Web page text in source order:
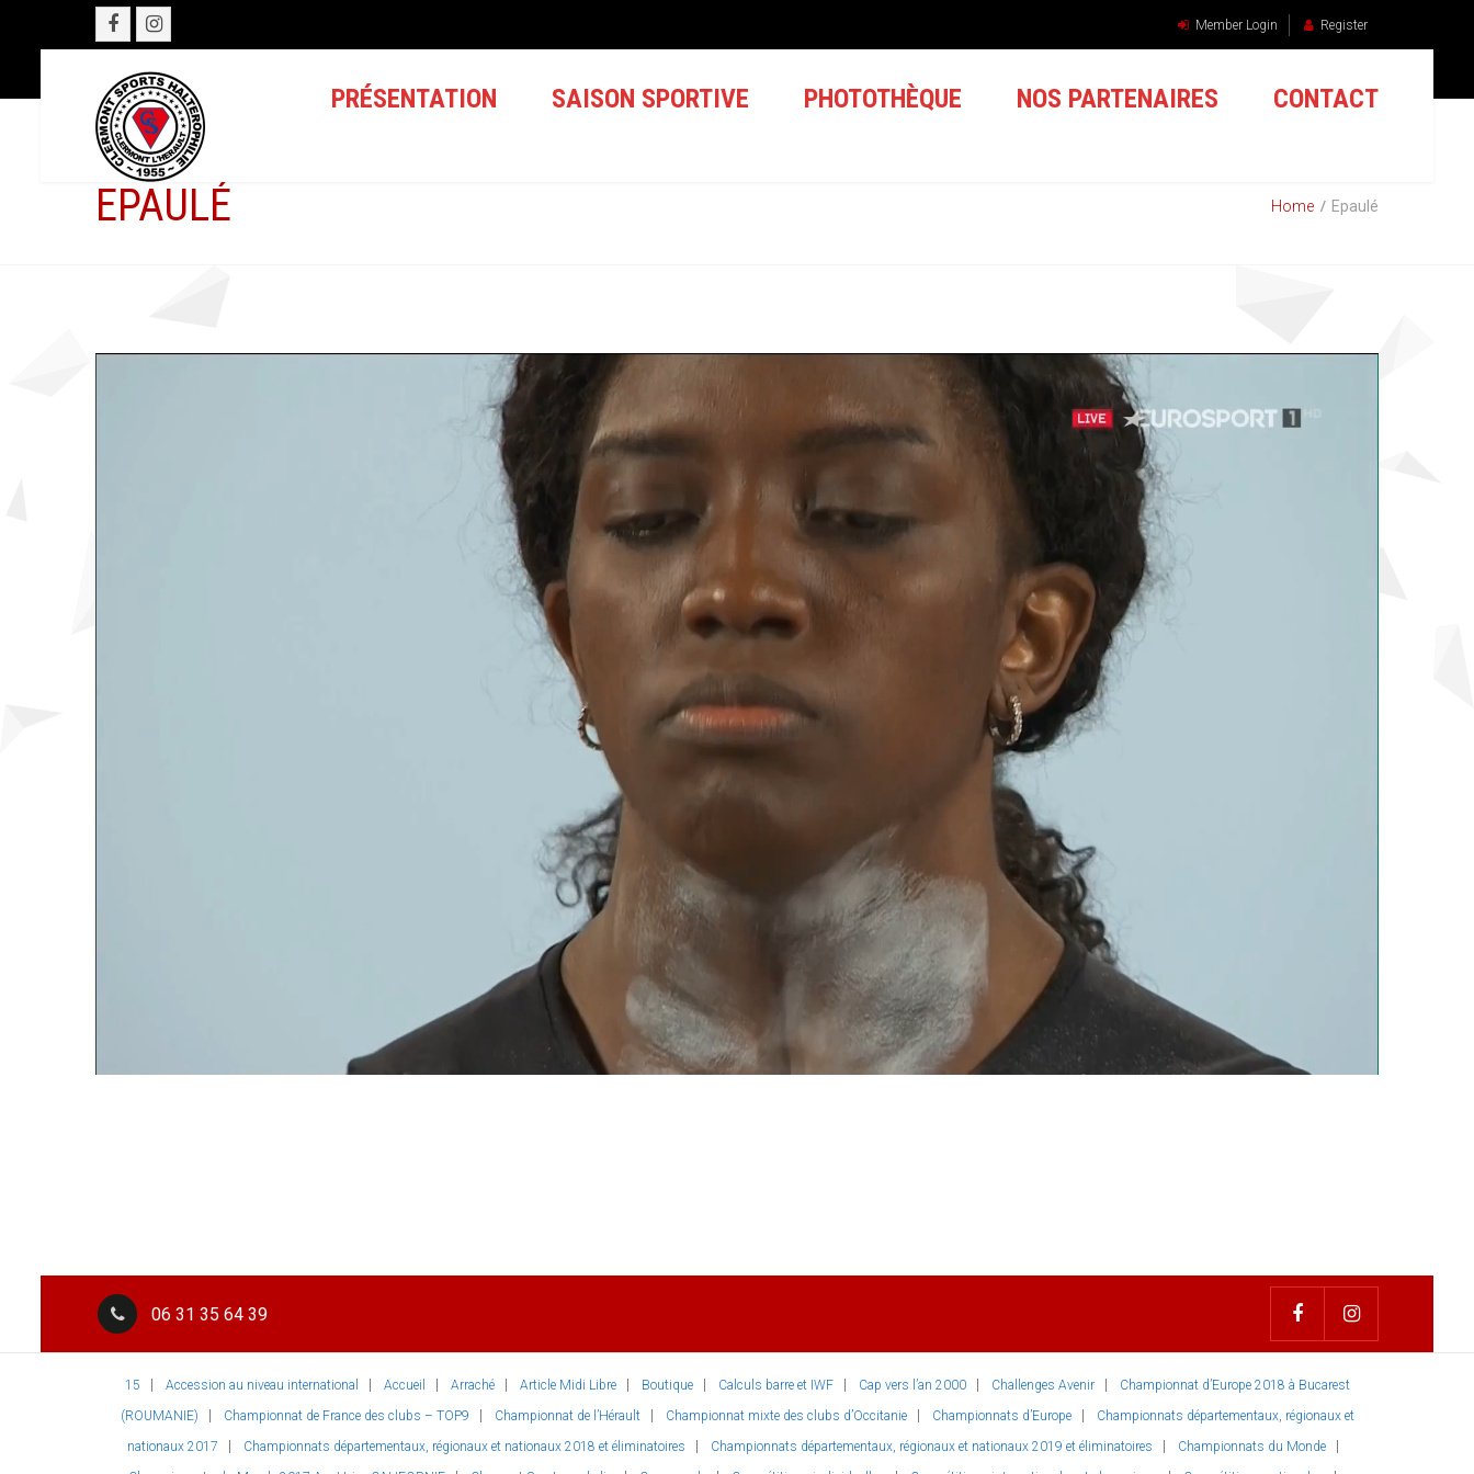
Member Login Register
PRÉSENTATION SAISON SPORTIVE PHOTOTHÈQUE NOS PARTENAIRES CONTACT
EPAULÉ Home Epaulé
06 31 35 64 39
15 Accession au niveau international Accueil Arraché Article Midi Libre Boutique Calculs barre et IWF Cap vers l’an 2000 Challenges Avenir
Championnat d’Europe 2018 à Bucarest
(ROUMANIE)
Championnat de France des clubs – TOP9 Championnat de l’Hérault Championnat mixte des clubs d’Occitanie Championnats d’Europe
Championnats départementaux, régionaux et
nationaux 2017
Championnats départementaux, régionaux et nationaux 2018 et éliminatoires Championnats départementaux, régionaux et nationaux 2019 et éliminatoires
Championnats du Monde